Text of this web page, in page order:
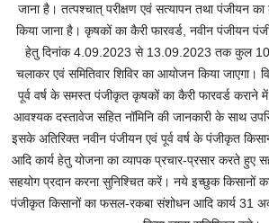
जाना है। तत्पश्चात् परीक्षण एवं सत्यापन तथा पंजीयन का
किया जाना है। कृषकों का कैरी फारवर्ड, नवीन पंजीयन
हेतु दिनांक 4.09.2023 से 13.09.2023 तक कुल 10
चलाकर एवं समितिवार शिविर का आयोजन किया जाएगा।
पूर्व वर्ष के समस्त पंजीकृत कृषकों का कैरी फारवर्ड कराने
आवश्यक दस्तावेज सहित नॉमिनि की जानकारी के साथ
इसके अतिरिक्त नवीन पंजीयन एवं पूर्व वर्ष के पंजीकृत
आदि कार्य हेतु योजना का व्यापक प्रचार-प्रसार करते हुए
सहयोग प्रदान करना सुनिश्चित करें। नये इच्छुक किसानों
पंजीकृत किसानों का फसल-रकबा संशोधन आदि कार्य 31